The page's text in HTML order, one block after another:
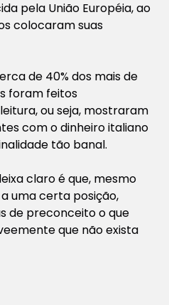
pela União Européia, ao
colocaram suas
de 40% dos mais de
foram feitos
ou seja, mostraram
com o dinheiro italiano
tão banal.
claro é que, mesmo
uma certa posição,
de preconceito o que
que não exista